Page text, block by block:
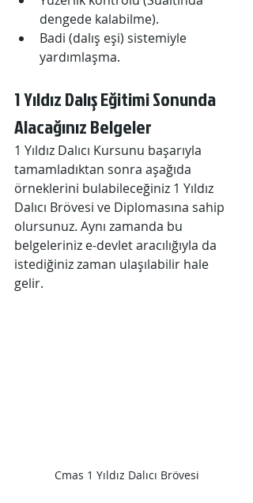
dengede kalabilme).
Badi (dalış eşi) sistemiyle
yardımlaşma.
1 Yıldız Dalış Eğitimi Sonunda
Alacağınız Belgeler
1 Yıldız Dalıcı Kursunu başarıyla
tamamladıktan sonra aşağıda
örneklerini bulabileceğiniz 1 Yıldız
Dalıcı Brövesi ve Diplomasına sahip
olursunuz. Aynı zamanda bu
belgeleriniz e-devlet aracılığıyla da
istediğiniz zaman ulaşılabilir hale
gelir.
Cmas 1 Yıldız Dalıcı Brövesi